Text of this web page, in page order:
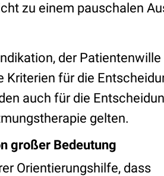
zu einem pauschalen
der Patientenwille
für die
auch für die
gelten.
großer Bedeutung
Orientierungshilfe, dass